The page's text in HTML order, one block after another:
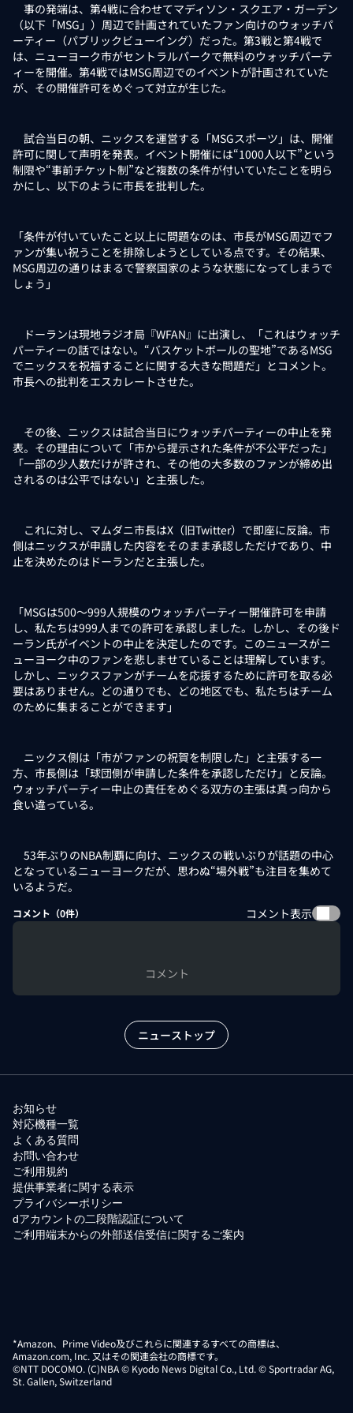
事の発端は、第4戦に合わせてマディソン・スクエア・ガーデン
（以下「MSG」）周辺で計画されていたファン向けのウォッチパ
ーティー（パブリックビューイング）だった。第3戦と第4戦で
は、ニューヨーク市がセントラルパークで無料のウォッチパーテ
ィーを開催。第4戦ではMSG周辺でのイベントが計画されていた
が、その開催許可をめぐって対立が生じた。
試合当日の朝、ニックスを運営する「MSGスポーツ」は、開催
許可に関して声明を発表。イベント開催には“1000人以下”という
制限や“事前チケット制”など複数の条件が付いていたことを明ら
かにし、以下のように市長を批判した。
「条件が付いていたこと以上に問題なのは、市長がMSG周辺でフ
ァンが集い祝うことを排除しようとしている点です。その結果、
MSG周辺の通りはまるで警察国家のような状態になってしまうで
しょう」
ドーランは現地ラジオ局『WFAN』に出演し、「これはウォッチ
パーティーの話ではない。“バスケットボールの聖地”であるMSG
でニックスを祝福することに関する大きな問題だ」とコメント。
市長への批判をエスカレートさせた。
その後、ニックスは試合当日にウォッチパーティーの中止を発
表。その理由について「市から提示された条件が不公平だった」
「一部の少人数だけが許され、その他の大多数のファンが締め出
されるのは公平ではない」と主張した。
これに対し、マムダニ市長はX（旧Twitter）で即座に反論。市
側はニックスが申請した内容をそのまま承認しただけであり、中
止を決めたのはドーランだと主張した。
「MSGは500～999人規模のウォッチパーティー開催許可を申請
し、私たちは999人までの許可を承認しました。しかし、その後ド
ーラン氏がイベントの中止を決定したのです。このニュースがニ
ューヨーク中のファンを悲しませていることは理解しています。
しかし、ニックスファンがチームを応援するために許可を取る必
要はありません。どの通りでも、どの地区でも、私たちはチーム
のために集まることができます」
ニックス側は「市がファンの祝賀を制限した」と主張する一
方、市長側は「球団側が申請した条件を承認しただけ」と反論。
ウォッチパーティー中止の責任をめぐる双方の主張は真っ向から
食い違っている。
53年ぶりのNBA制覇に向け、ニックスの戦いぶりが話題の中心
となっているニューヨークだが、思わぬ“場外戦”も注目を集めて
いるようだ。
コメント（0件） コメント表示
コメント
ニューストップ
お知らせ
対応機種一覧
よくある質問
お問い合わせ
ご利用規約
提供事業者に関する表示
プライバシーポリシー
dアカウントの二段階認証について
ご利用端末からの外部送信受信に関するご案内
*Amazon、Prime Video及びこれらに関連するすべての商標は、
Amazon.com, Inc. 又はその関連会社の商標です。
©NTT DOCOMO. (C)NBA © Kyodo News Digital Co., Ltd. © Sportradar AG,
St. Gallen, Switzerland